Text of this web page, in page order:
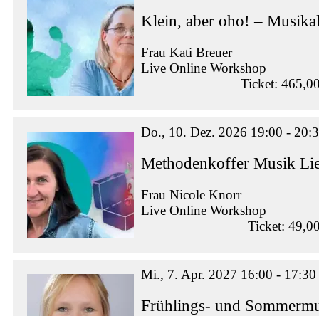
Klein, aber oho! –
Frau Kati Breuer
Live Online Workshop
Ticket:
Do., 10. Dez. 2026 19:00 -
Methodenkoffer Musik
Frau Nicole Knorr
Live Online Workshop
Ticket:
Mi., 7. Apr. 2027 16:00 - 17:30
Frühlings- und